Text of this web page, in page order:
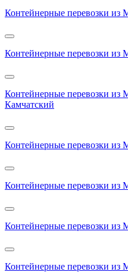
Контейнерные перевозки из
Контейнерные перевозки из
Контейнерные перевозки из
Камчатский
Контейнерные перевозки из
Контейнерные перевозки из
Контейнерные перевозки
Контейнерные перевозки из